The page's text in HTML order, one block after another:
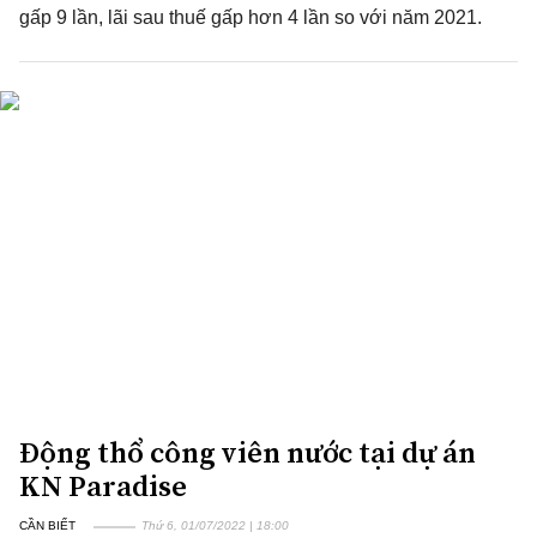
gấp 9 lần, lãi sau thuế gấp hơn 4 lần so với năm 2021.
Động thổ công viên nước tại dự án
KN Paradise
CẦN BIẾT Thứ 6, 01/07/2022 | 18:00